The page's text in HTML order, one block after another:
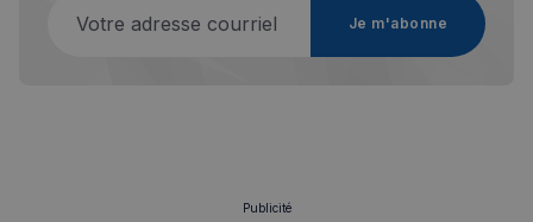
Je m'abonne
Publicité